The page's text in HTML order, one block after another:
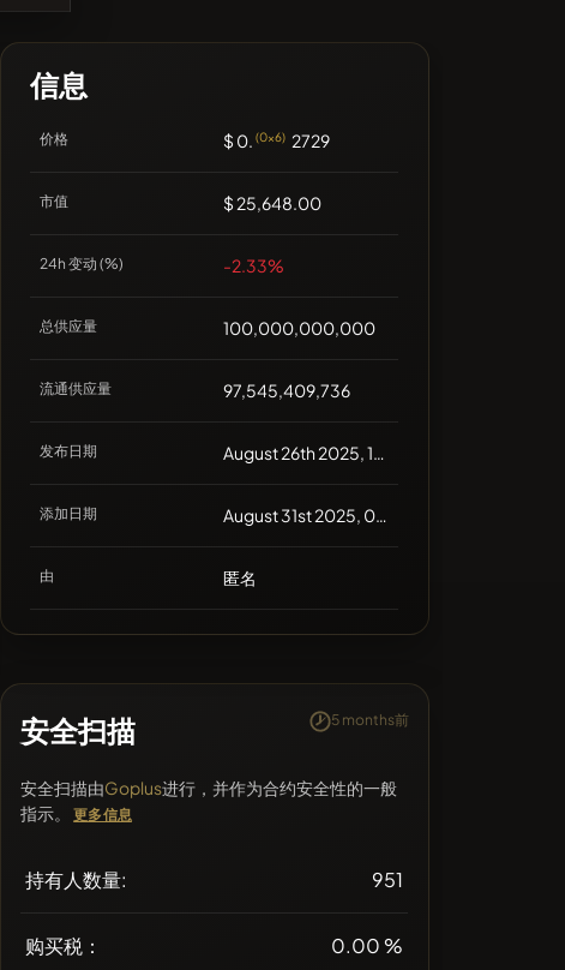
信息
价格 $ 0. (0x6) 2729
市值 $ 25,648.00
24h 变动 (%) -2.33%
总供应量 100,000,000,000
流通供应量 97,545,409,736
发布日期 August 26th 2025, 12:00
添加日期 August 31st 2025, 03:01
由 匿名
安全扫描 5 months前
安全扫描由Goplus进行，并作为合约安全性的一般
指示。
更多信息
持有人数量: 951
购买税： 0.00 %